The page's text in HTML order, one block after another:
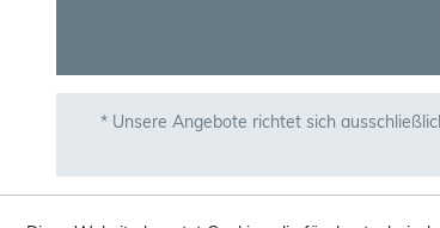
* Unsere Angebote richtet sich